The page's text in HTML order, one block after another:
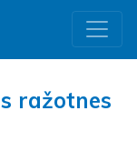
ražotnes